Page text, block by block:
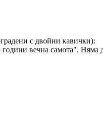
с двойни кавички):
вечна самота". Няма